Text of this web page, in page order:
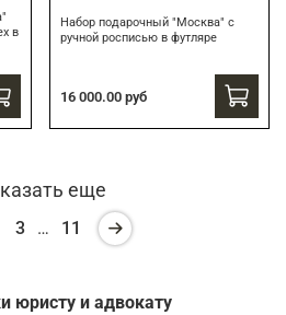
в
Набор подарочный "Москва" с
ручной росписью в футляре
16 000.00 руб
еще
3 … 11
юристу и адвокату